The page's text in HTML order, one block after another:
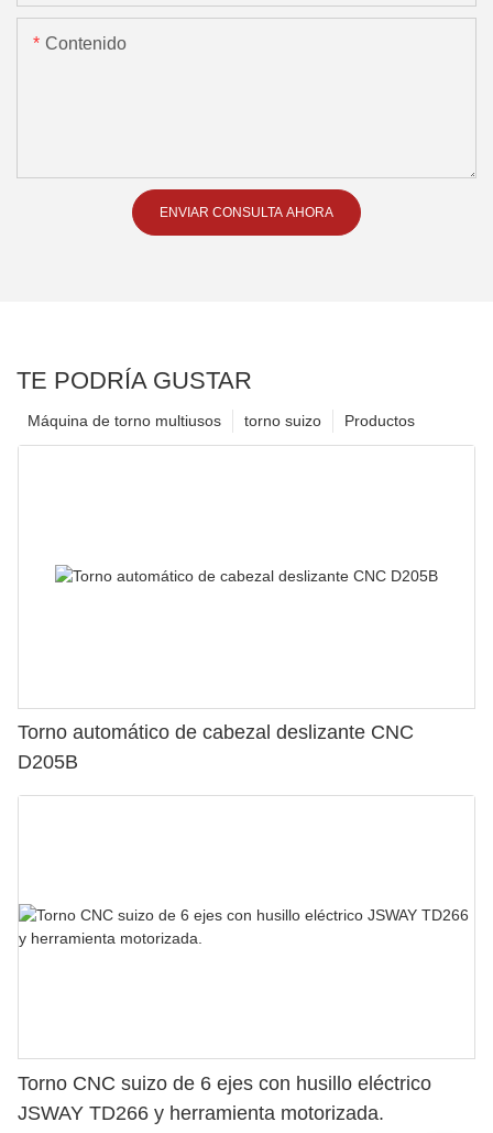
Contenido
ENVIAR CONSULTA AHORA
TE PODRÍA GUSTAR
Productos
torno suizo
Máquina de torno multiusos
Torno automático de cabezal deslizante CNC
D205B
Torno CNC suizo de 6 ejes con husillo eléctrico
JSWAY TD266 y herramienta motorizada.